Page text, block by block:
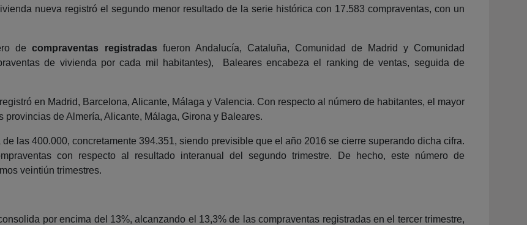
nueva registró el segundo menor resultado de la serie histórica con 17.583 compraventas, con un
decompraventas registradasfueron Andalucía, Cataluña, Comunidad de Madrid y Comunidad
de vivienda por cada mil habitantes), Baleares encabeza el ranking de ventas, seguida de
en Madrid, Barcelona, Alicante, Málaga y Valencia. Con respecto al número de habitantes, el mayor
provincias de Almería, Alicante, Málaga, Girona y Baleares.
las 400.000, concretamente 394.351, siendo previsible que el año 2016 se cierre superando dicha cifra.
con respecto al resultado interanual del segundo trimestre. De hecho, este número de
veintiún trimestres.
por encima del 13%, alcanzando el 13,3% de las compraventas registradas en el tercer trimestre,